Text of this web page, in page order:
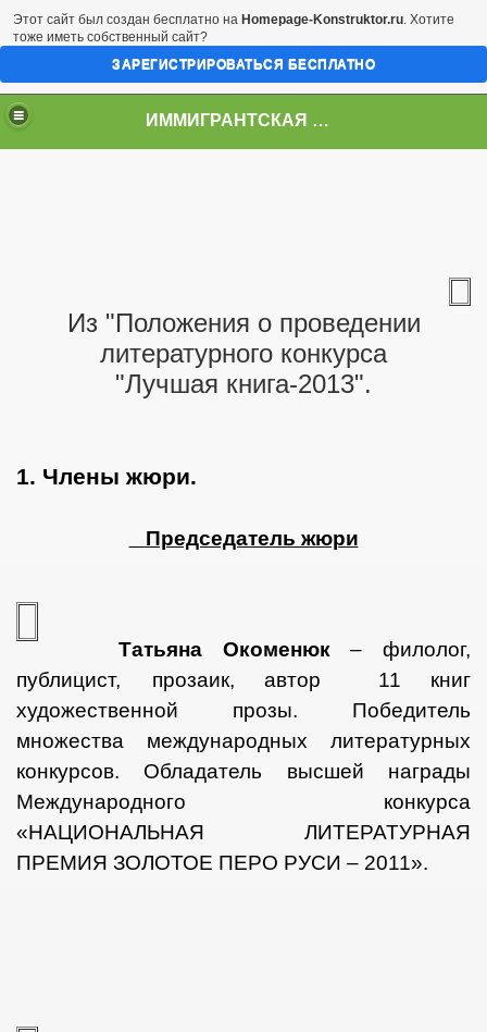
ИММИГРАНТСКАЯ МУЗА
Из "Положения о проведении
литературного конкурса
"Лучшая книга-2013".
1. Члены жюри.
Председатель жюри
Татьяна Окоменюк– филолог,
публицист,
прозаик, автор 11 книг
художественной прозы. Победитель
множества международных литературных
конкурсов. Обладатель высшей награды
Международного конкурса
«НАЦИОНАЛЬНАЯ ЛИТЕРАТУРНАЯ
ПРЕМИЯ ЗОЛОТОЕ ПЕРО РУСИ – 2011».
Этот сайт был создан бесплатно на Homepage-Konstruktor.ru. Хотите
тоже иметь собственный сайт?
ЗАРЕГИСТРИРОВАТЬСЯ БЕСПЛАТНО